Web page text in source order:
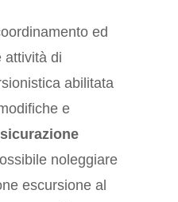
ed
attività di
abilitata
e
noleggiare
escursione al